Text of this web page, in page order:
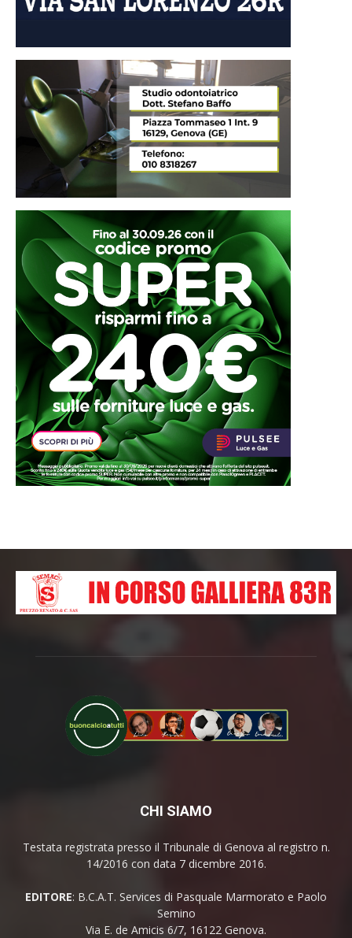
CHI SIAMO
Testata registrata presso il Tribunale di Genova al registro n.
14/2016 con data 7 dicembre 2016.
EDITORE: B.C.A.T. Services di Pasquale Marmorato e Paolo
Semino
Via E. de Amicis 6/7, 16122 Genova.